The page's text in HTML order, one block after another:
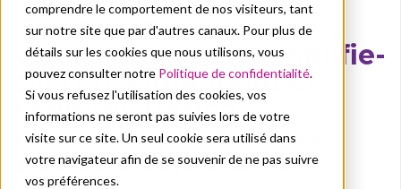
comprendre le comportement de nos visiteurs, tant
sur notre site que par d'autres canaux. Pour plus de
détails sur les cookies que nous utilisons, vous
pouvez consulter notre Politique de confidentialité.
Si vous refusez l'utilisation des cookies, vos
informations ne seront pas suivies lors de votre
visite sur ce site. Un seul cookie sera utilisé dans
votre navigateur afin de se souvenir de ne pas suivre
vos préférences.
Comment
classroom.cloud simplifie-
t-il l'enseignement et
l'administration
informatique dans les
écoles d'aujourd'hui